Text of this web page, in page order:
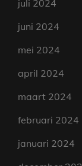
juli 2024
juni 2024
mei 2024
april 2024
maart 2024
februari 2024
januari 2024